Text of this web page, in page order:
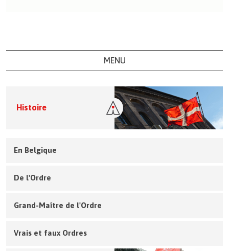
MENU
Histoire
En Belgique
De l'Ordre
Grand-Maître de l'Ordre
Vrais et faux Ordres